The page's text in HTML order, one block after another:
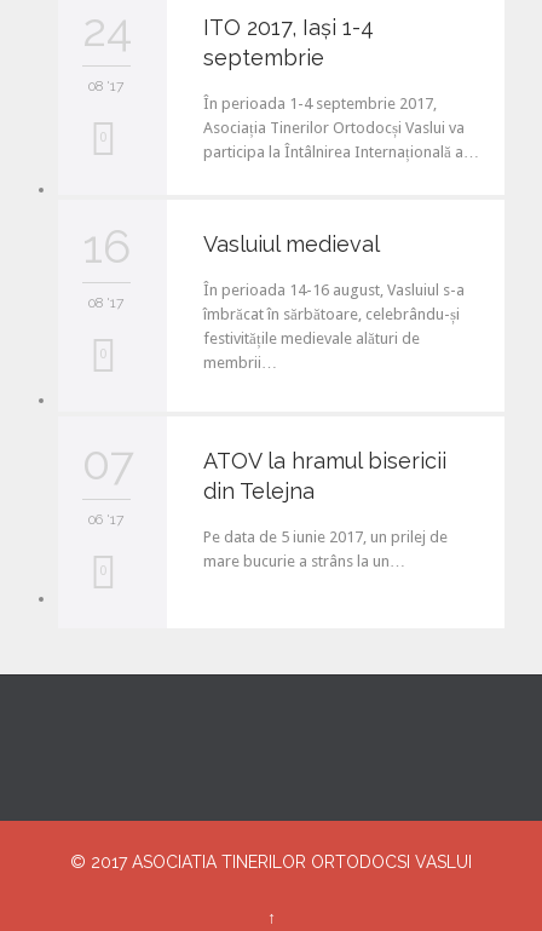
e
24
08 '17
L
e
0
ITO 2017, Iași 1-4
septembrie
În perioada 1-4 septembrie 2017,
Asociația Tinerilor Ortodocși Vaslui va
participa la Întâlnirea Internațională a…
16
08 '17
L
e
0
Vasluiul medieval
În perioada 14-16 august, Vasluiul s-a
îmbrăcat în sărbătoare, celebrându-și
festivitățile medievale alături de
membrii…
07
06 '17
L
0
ATOV la hramul bisericii
din Telejna
Pe data de 5 iunie 2017, un prilej de
mare bucurie a strâns la un…
© 2017ASOCIATIA TINERILOR ORTODOCSI VASLUI
↑